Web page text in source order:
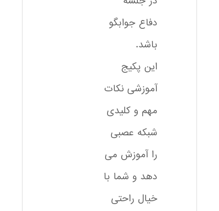
دفاع جوابگو
باشد.
این پکیج
آموزشی نکات
مهم و کلیدی
شبکه عصبی
را آموزش می
دهد و شما با
خیال راحتی